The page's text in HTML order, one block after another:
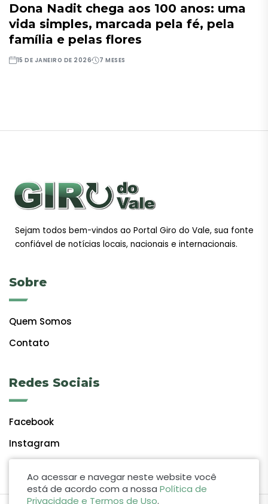
Dona Nadit chega aos 100 anos: uma
vida simples, marcada pela fé, pela
família e pelas flores
15 DE JANEIRO DE 2026 7 MESES
Sejam todos bem-vindos ao Portal Giro do Vale, sua fonte
confiável de notícias locais, nacionais e internacionais.
Sobre
Quem Somos
Contato
Redes Sociais
Facebook
Instagram
Ao acessar e navegar neste website você
está de acordo com a nossa Política de
Privacidade e Termos de Uso.